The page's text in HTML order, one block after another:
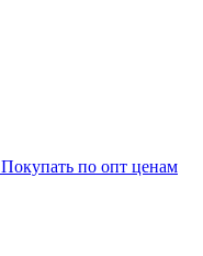
Покупать по опт ценам